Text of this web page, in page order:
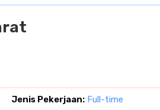
Jenis Pekerjaan: Full-time